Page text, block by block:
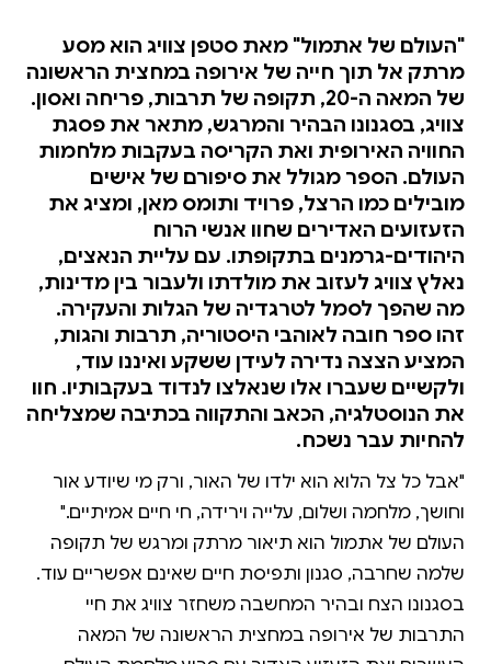
"העולם של אתמול" מאת סטפן צוויג הוא מסע
מרתק אל תוך חייה של אירופה במחצית הראשונה
של המאה ה-20, תקופה של תרבות, פריחה ואסון.
צוויג, בסגנונו הבהיר והמרגש, מתאר את פסגת
החוויה האירופית ואת הקריסה בעקבות מלחמות
העולם. הספר מגולל את סיפורם של אישים
מובילים כמו הרצל, פרויד ותומס מאן, ומציג את
הזעזועים האדירים שחוו אנשי הרוח
היהודים-גרמנים בתקופתו. עם עליית הנאצים,
נאלץ צוויג לעזוב את מולדתו ולעבור בין מדינות,
מה שהפך לסמל לטרגדיה של הגלות והעקירה.
זהו ספר חובה לאוהבי היסטוריה, תרבות והגות,
המציע הצצה נדירה לעידן ששקע ואיננו עוד,
ולקשיים שעברו אלו שנאלצו לנדוד בעקבותיו. חוו
את הנוסטלגיה, הכאב והתקווה בכתיבה שמצליחה
להחיות עבר נשכח.
"אבל כל צל הלוא הוא ילדו של האור, ורק מי שיודע אור
וחושך, מלחמה ושלום, עלייה וירידה, חי חיים אמיתיים."
העולם של אתמול הוא תיאור מרתק ומרגש של תקופה
שלמה שחרבה, סגנון ותפיסת חיים שאינם אפשריים עוד.
בסגנונו הצח ובהיר המחשבה משחזר צוויג את חיי
התרבות של אירופה במחצית הראשונה של המאה